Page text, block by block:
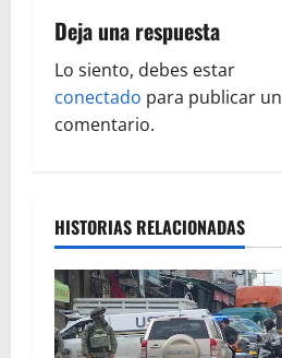
a
c
i
n
d
e
e
Deja una respuesta
Lo siento, debes estar
conectado para publicar un
comentario.
HISTORIAS RELACIONADAS